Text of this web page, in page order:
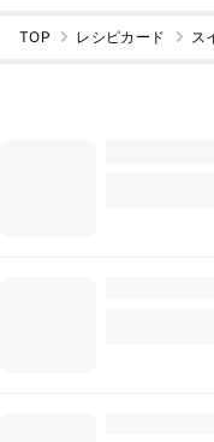
TOP レシピカード ス